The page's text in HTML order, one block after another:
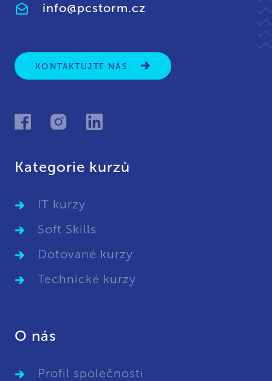
info@pcstorm.cz
KONTAKTUJTE NÁS
Kategorie kurzů
IT kurzy
Soft Skills
Dotované kurzy
Technické kurzy
O nás
Profil společnosti